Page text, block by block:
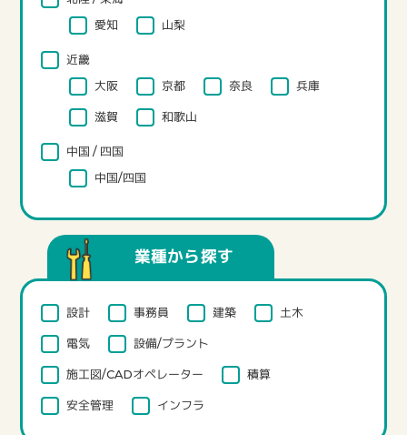
愛知
山梨
近畿
大阪
京都 奈良 兵庫
滋賀 和歌山
中国 / 四国
中国/四国
業種から探す
設計 事務員 建築 土木
電気 設備/プラント
施工図/CADオペレーター 積算
安全管理 インフラ